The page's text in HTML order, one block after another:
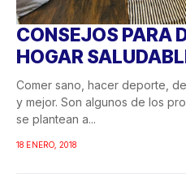
CONSEJOS PARA
HOGAR
Comer sano, hacer deporte,
y mejor. Son algunos de los
se plantean a...
18 ENERO, 2018